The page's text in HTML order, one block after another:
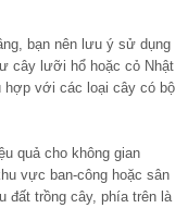
bạn nên lưu ý sử dụng
cây lưỡi hổ hoặc cỏ Nhật
hợp với các loại cây có bộ
quả cho không gian
vực ban-công hoặc sân
đất trồng cây, phía trên là